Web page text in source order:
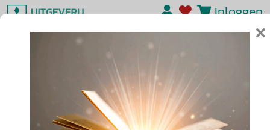
Inloggen
×